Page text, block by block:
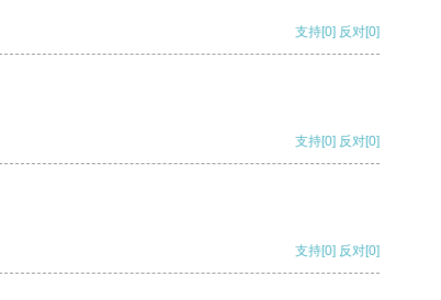
支持[0] 反对[0]
支持[0] 反对[0]
支持[0] 反对[0]